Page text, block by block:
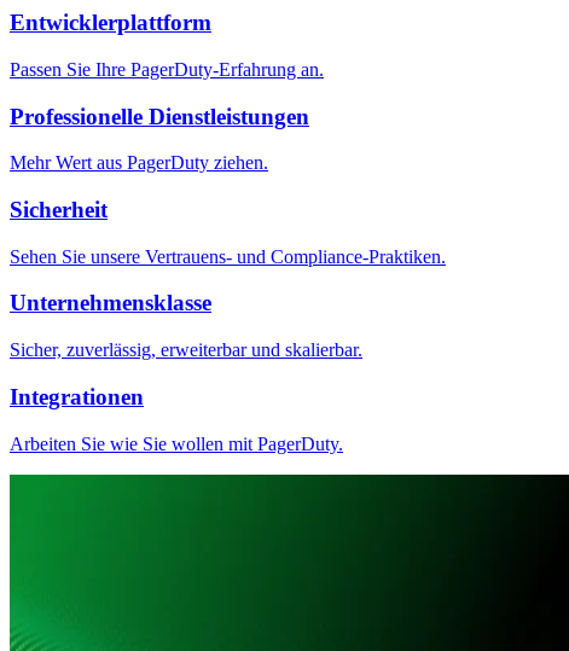
Entwicklerplattform
Passen Sie Ihre PagerDuty-Erfahrung an.
Professionelle Dienstleistungen
Mehr Wert aus PagerDuty ziehen.
Sicherheit
Sehen Sie unsere Vertrauens- und Compliance-Praktiken.
Unternehmensklasse
Sicher, zuverlässig, erweiterbar und skalierbar.
Integrationen
Arbeiten Sie wie Sie wollen mit PagerDuty.